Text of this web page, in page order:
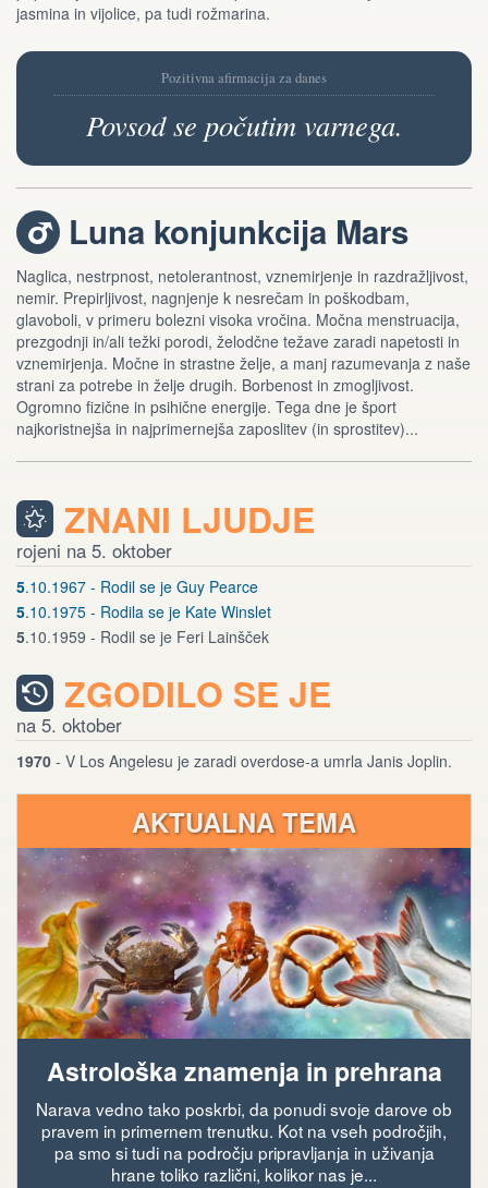
jasmina in vijolice, pa tudi rožmarina.
Pozitivna afirmacija za danes
Povsod se počutim varnega.
e Luna konjunkcija Mars
Naglica, nestrpnost, netolerantnost, vznemirjenje in razdražljivost,
nemir. Prepirljivost, nagnjenje k nesrečam in poškodbam,
glavoboli, v primeru bolezni visoka vročina. Močna menstruacija,
prezgodnji in/ali težki porodi, želodčne težave zaradi napetosti in
vznemirjenja. Močne in strastne želje, a manj razumevanja z naše
strani za potrebe in želje drugih. Borbenost in zmogljivost.
Ogromno fizične in psihične energije. Tega dne je šport
najkoristnejša in najprimernejša zaposlitev (in sprostitev)...
ZNANI LJUDJE
rojeni na 5. oktober
5.10.1967 - Rodil se je Guy Pearce
5.10.1975 - Rodila se je Kate Winslet
5.10.1959 - Rodil se je Feri Lainšček
ZGODILO SE JE
na 5. oktober
1970 - V Los Angelesu je zaradi overdose-a umrla Janis Joplin.
AKTUALNA TEMA
Astrološka znamenja in prehrana
Narava vedno tako poskrbi, da ponudi svoje darove ob
pravem in primernem trenutku. Kot na vseh področjih,
pa smo si tudi na področju pripravljanja in uživanja
hrane toliko različni, kolikor nas je...